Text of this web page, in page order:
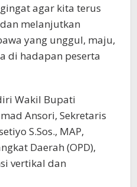
agar kita terus
melanjutkan
yang unggul, maju,
di hadapan peserta
Wakil Bupati
Ansori, Sekretaris
S.Sos., MAP,
Daerah (OPD),
vertikal dan